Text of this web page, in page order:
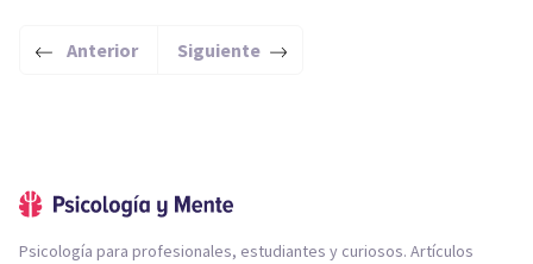
Anterior Siguiente
Psicología para profesionales, estudiantes y curiosos. Artículos